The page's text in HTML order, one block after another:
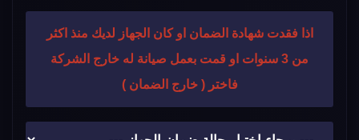
اذا فقدت شهادة الضمان او كان الجهاز لديك منذ اكثر
من 3 سنوات او قمت بعمل صيانة له خارج الشركة
فاختر ( خارج الضمان )